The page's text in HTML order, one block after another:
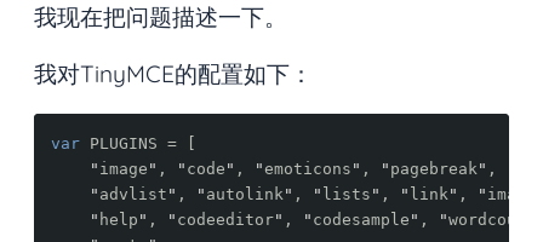
我现在把问题描述一下。
我对TinyMCE的配置如下：
var PLUGINS =
" image " , " code " , "emoticons " , " pagebreak" ,
" advlist " , " autolink" , " lists " , " link" , "
" help " , " codeeditor" , " codesample " , "wordcount